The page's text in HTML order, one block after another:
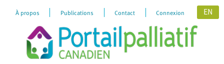
À propos Publications Contact Connexion EN